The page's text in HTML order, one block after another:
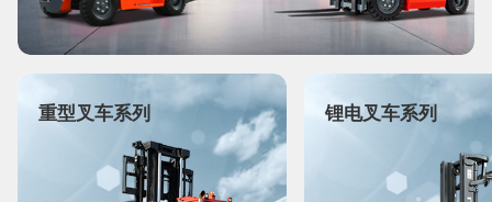
重型叉车系列 锂电叉车系列